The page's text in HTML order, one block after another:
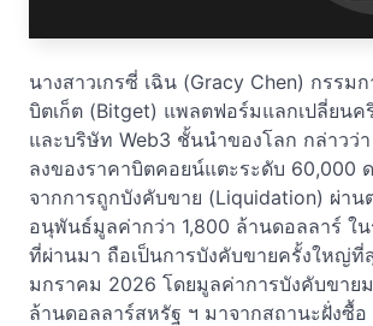
นางสาวเกรซี่ เฉิน (Gracy Chen) กรรม
บิตเก็ต (Bitget) แพลตฟอร์มแลกเปลี่ยนค
และบริษัท Web3 ชั้นนำของโลก กล่าวว่
ลงของราคาบิตคอยน์แตะระดับ 60,000
จากการถูกบังคับขาย (Liquidation) ผ่าน
อนุพันธ์มูลค่ากว่า 1,800 ล้านดอลลาร์ ใ
ที่ผ่านมา ถือเป็นการบังคับขายครั้งใหญ่ที่
มกราคม 2026 โดยมูลค่าการบังคับขาย
ล้านดอลลาร์สหรัฐ ฯ มาจากสถานะฝั่งซื้อ